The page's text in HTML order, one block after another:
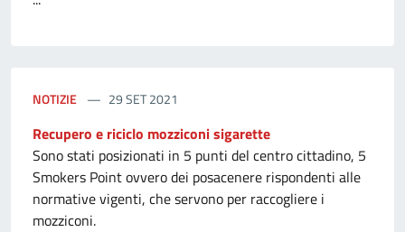
NOTIZIE 29 SET 2021
Recupero e riciclo mozziconi sigarette
Sono stati posizionati in 5 punti del centro cittadino, 5
Smokers Point ovvero dei posacenere rispondenti alle
normative vigenti, che servono per raccogliere i
mozziconi.